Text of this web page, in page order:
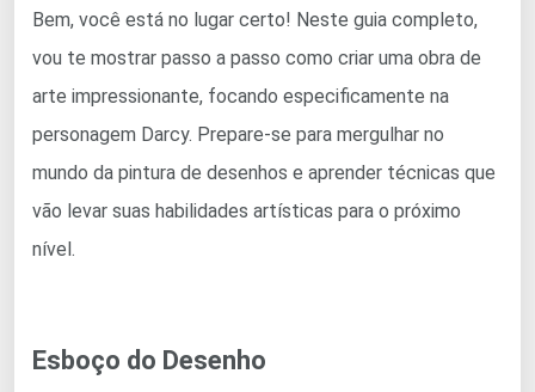
Bem, você está no lugar certo! Neste guia completo,
vou te mostrar passo a passo como criar uma obra de
arte impressionante, focando especificamente na
personagem Darcy. Prepare-se para mergulhar no
mundo da pintura de desenhos e aprender técnicas que
vão levar suas habilidades artísticas para o próximo
nível.
Esboço do Desenho